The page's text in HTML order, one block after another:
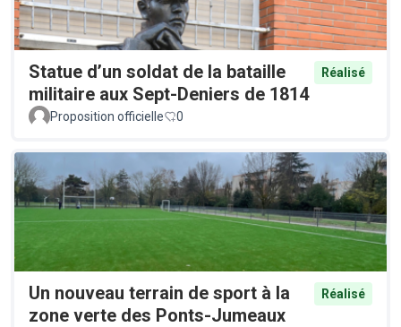
Statue d’un soldat de la bataille
militaire aux Sept-Deniers de 1814
Réalisé
Proposition officielle 0
Un nouveau terrain de sport à la
zone verte des Ponts-Jumeaux
Réalisé